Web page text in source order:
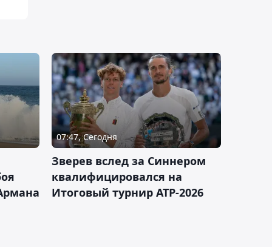
07:47, Сегодня
Зверев вслед за Синнером
квалифицировался на
Итоговый турнир ATP-2026